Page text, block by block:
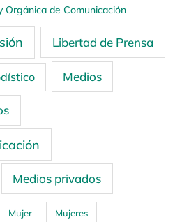
Orgánica de Comunicación
Libertad de Prensa
Medios
Medios privados
Mujer Mujeres